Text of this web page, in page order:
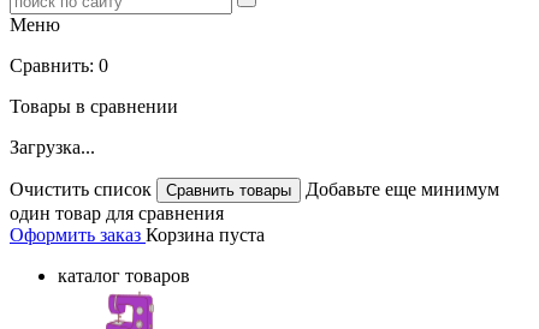
Меню
Сравнить: 0
Товары в сравнении
Загрузка...
Очистить список
Добавьте еще минимум
один товар для сравнения
Оформить заказ Корзина пуста
каталог товаров